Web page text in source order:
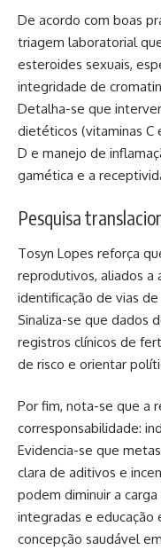
De acordo com boas
triagem laboratorial
esteroides sexuais,
integridade de
Detalha-se que
dietéticos (vitaminas C
D e manejo de
gamética e a
Pesquisa
Tosyn Lopes reforça
reprodutivos, aliados a
identificação de vias
Sinaliza-se que dados
registros clínicos de
de risco e orientar
Por fim, nota-se que a
corresponsabilidade:
Evidencia-se que
clara de aditivos e
podem diminuir a
integradas e educação
concepção saudável